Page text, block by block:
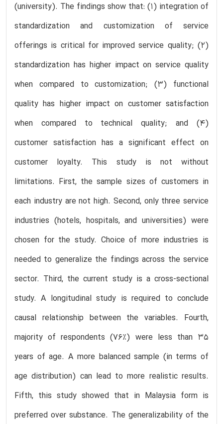
(university). The findings show that: (1) integration of
standardization and customization of service
offerings is critical for improved service quality; (2)
standardization has higher impact on service quality
when compared to customization; (3) functional
quality has higher impact on customer satisfaction
when compared to technical quality; and (4)
customer satisfaction has a significant effect on
customer loyalty. This study is not without
limitations. First, the sample sizes of customers in
each industry are not high. Second, only three service
industries (hotels, hospitals, and universities) were
chosen for the study. Choice of more industries is
needed to generalize the findings across the service
sector. Third, the current study is a cross-sectional
study. A longitudinal study is required to conclude
causal relationship between the variables. Fourth,
majority of respondents (76%) were less than 35
years of age. A more balanced sample (in terms of
age distribution) can lead to more realistic results.
Fifth, this study showed that in Malaysia form is
preferred over substance. The generalizability of the